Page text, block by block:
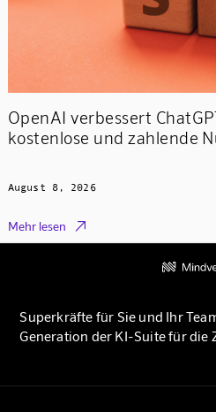
OpenAI verbessert
kostenlose und zahlende
August 8, 2026
Mehr lesen 
Superkräfte für Sie und Ihr
Generation der KI-Suite für die